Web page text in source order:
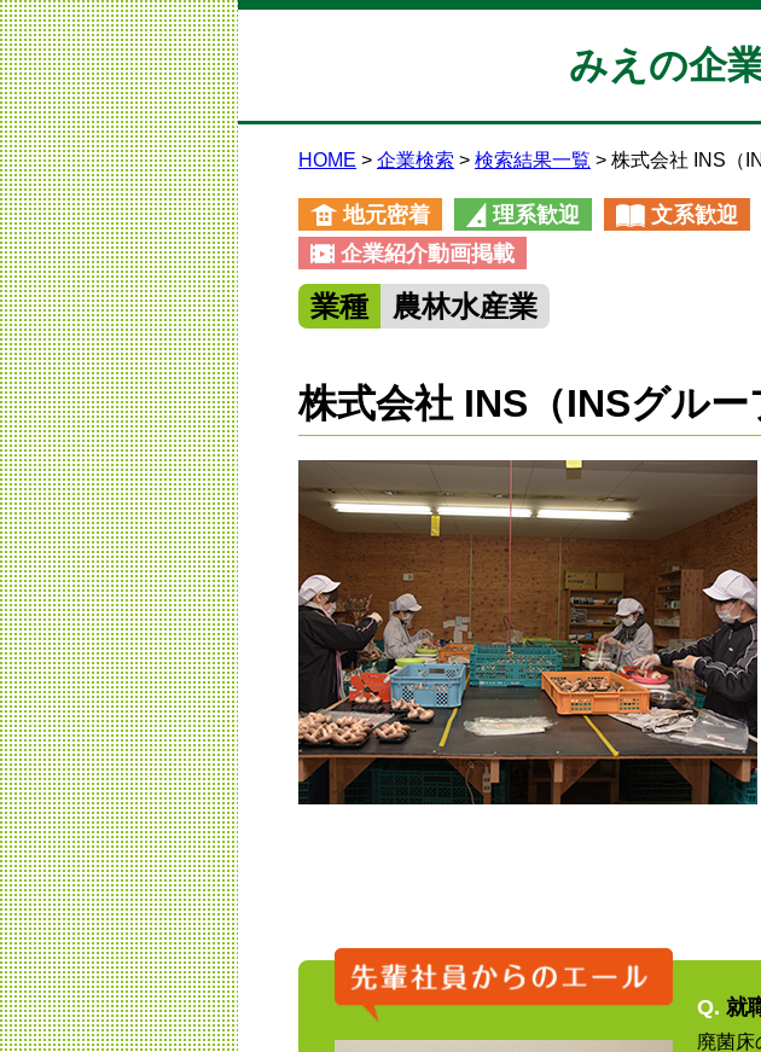
みえの企
HOME 企業検索 検索結果一覧 株式会社 INS（
地元密着 理系歓迎 文系歓迎
企業紹介動画掲載
業種 農林水産業
株式会社 INS（INSグルー
Q. 就
廃菌床